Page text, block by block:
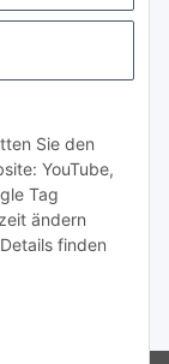
Sie den
YouTube,
Tag
ändern
finden